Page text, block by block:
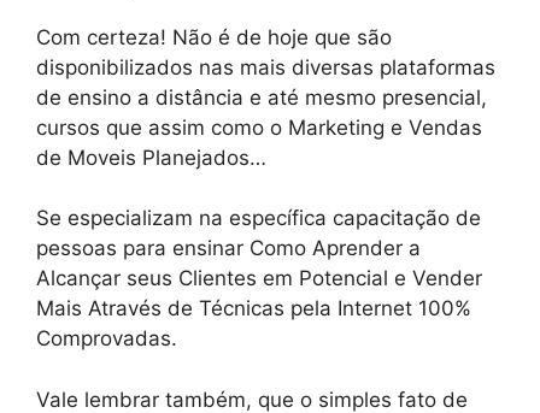
Com certeza! Não é de hoje que são
disponibilizados nas mais diversas plataformas
de ensino a distância e até mesmo presencial,
cursos que assim como o Marketing e Vendas
de Moveis Planejados…
Se especializam na específica capacitação de
pessoas para ensinar Como Aprender a
Alcançar seus Clientes em Potencial e Vender
Mais Através de Técnicas pela Internet 100%
Comprovadas.
Vale lembrar também, que o simples fato de